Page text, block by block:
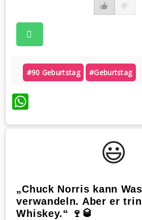
#90 Geburtstag #geburtstag
WhatsApp
😃️
„Chuck Norris kann
verwandeln. Aber er
Whiskey.“ 🍷🥃